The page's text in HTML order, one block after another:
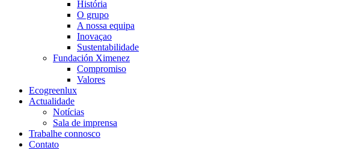
História
O grupo
A nossa equipa
Inovaçao
Sustentabilidade
Fundación Ximenez
Compromiso
Valores
Ecogreenlux
Actualidade
Notícias
Sala de imprensa
Trabalhe connosco
Contato